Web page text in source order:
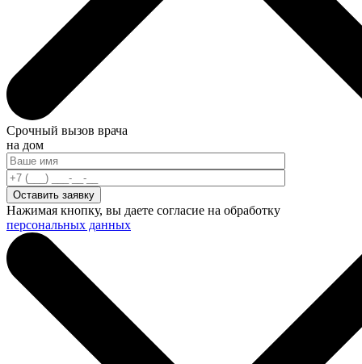
Срочный вызов врача
на дом
Нажимая кнопку, вы даете согласие на обработку
персональных данных